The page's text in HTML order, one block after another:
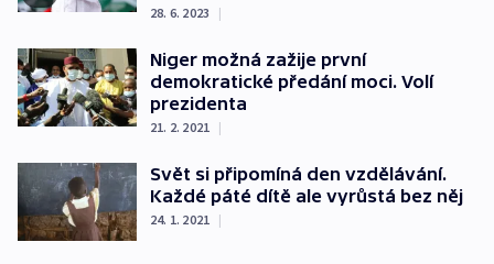
28. 6. 2023 |
Niger možná zažije první
demokratické předání moci. Volí
prezidenta
21. 2. 2021 |
Svět si připomíná den vzdělávání.
Každé páté dítě ale vyrůstá bez něj
24. 1. 2021 |